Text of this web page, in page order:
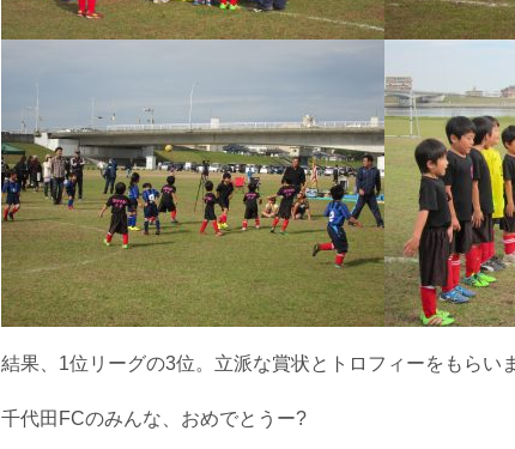
結果、1位リーグの3位。立派な賞状とトロフィーをもらい
千代田FCのみんな、おめでとうー?